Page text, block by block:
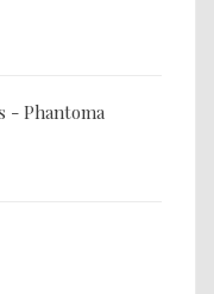
- Phantoma